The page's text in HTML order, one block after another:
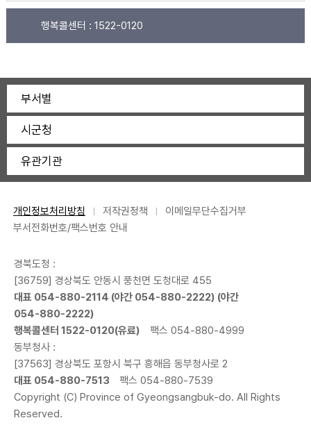
행복콜센터 : 1522-0120
부서별
시군청
유관기관
개인정보처리방침 저작권정책
이메일무단수집거부
부서전화번호/팩스번호 안내
경북도청 :
[36759] 경상북도 안동시 풍천면 도청대로 455
대표 054-880-2114 (야간 054-880-2222) (야간
054-880-2222)
행복콜센터 1522-0120(유료)
팩스 054-880-4999
동부청사 :
[37563] 경상북도 포항시 북구 흥해읍 동부청사로 2
대표 054-880-7513
팩스 054-880-7539
Copyright (C) Province of Gyeongsangbuk-do. All Rights
Reserved.